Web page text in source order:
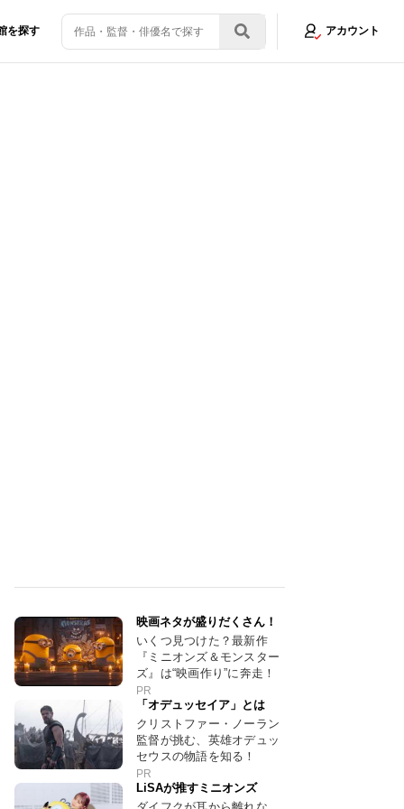
を探す アカウント
映画ネタが盛りだくさん！
いくつ見つけた？最新作
『ミニオンズ＆モンスター
ズ』は“映画作り”に奔走！
PR
「オデュッセイア」とは
クリストファー・ノーラン
監督が挑む、英雄オデュッ
セウスの物語を知る！
PR
LiSAが推すミニオンズ